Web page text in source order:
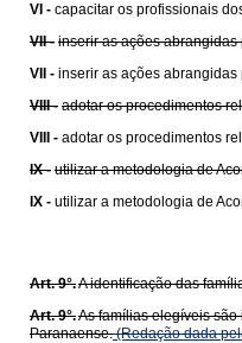
VI - capacitar os profissionais
VII - inserir as ações
VII - inserir as ações
VIII - adotar os procedimentos
VIII - adotar os procedimentos
IX - utilizar a metodologia de
IX - utilizar a metodologia de
Art. 9°.A identificação das
Art. 9°.As famílias elegíveis
Paranaense.(Redação dada